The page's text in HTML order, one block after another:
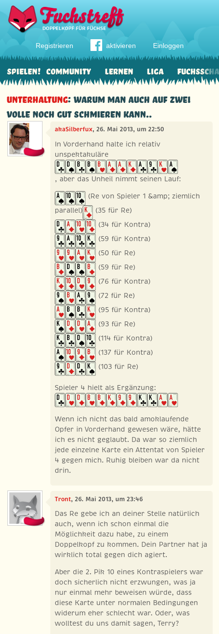
Registrieren aktivieren Einloggen
Community Lernen Liga
Spielen!
Unterhaltung: Warum man auch auf zwei
Volle noch gut schmieren kann..
akaSilberfux, 26. Mai 2013, um 22:50
In Vorderhand halte ich relativ
unspektakuläre
, aber das Unheil nimmt seinen Lauf:
(Re von Spieler 1 &amp; ziemlich
parallel)
(35 für Re)
(34 für Kontra)
(59 für Kontra)
(50 für Re)
(59 für Re)
(76 für Kontra)
(72 für Re)
(95 für Kontra)
(93 für Re)
(114 für Kontra)
(137 für Kontra)
(103 für Re)
Spieler 4 hielt als Ergänzung:
Wenn ich nicht das bald amoklaufende
Opfer in Vorderhand gewesen wäre, hätte
ich es nicht geglaubt. Da war so ziemlich
jede einzelne Karte ein Attentat von Spieler
4 gegen mich. Ruhig bleiben war da nicht
drin.
Tront, 26. Mai 2013, um 23:46
Das Re gebe ich an deiner Stelle natürlich
auch, wenn ich schon einmal die
Möglichkeit dazu habe, zu einem
Doppelkopf zu kommen. Dein Partner hat ja
wirklich total gegen dich agiert.
Aber die 2. Pik 10 eines Kontraspielers war
doch sicherlich nicht erzwungen, was ja
nur einmal mehr beweisen würde, dass
diese Karte unter normalen Bedingungen
widerum eher schlecht war. Oder, was
wolltest du uns damit sagen, Terry?